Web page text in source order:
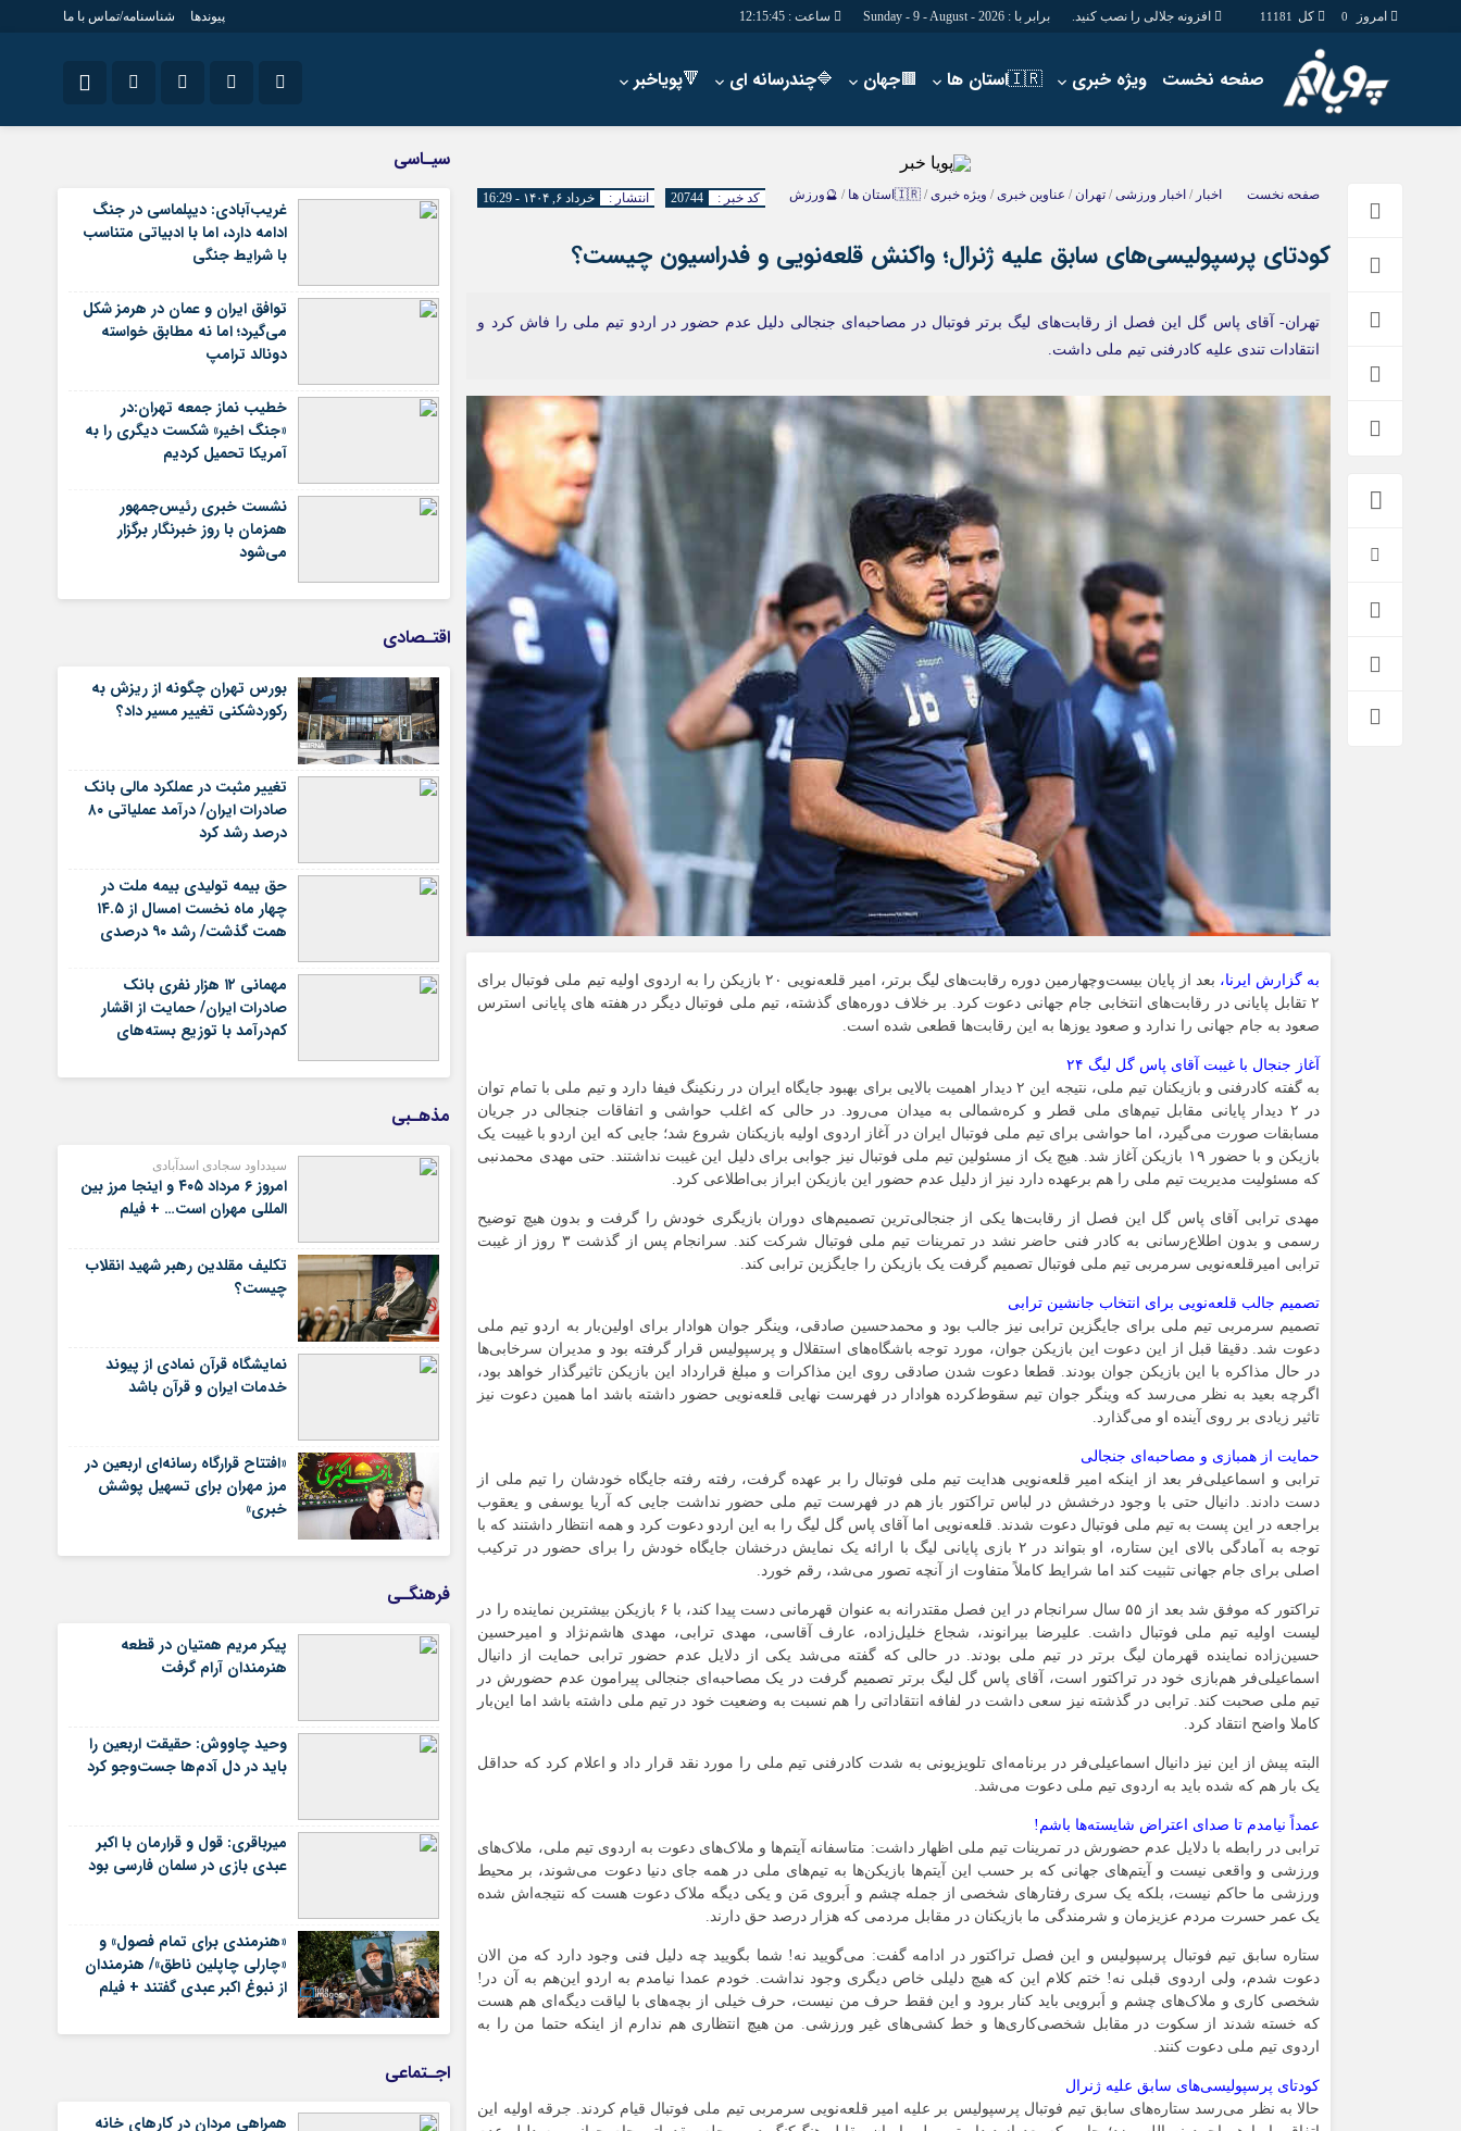
کل 11181 امروز 0 افزونه جلالی را نصب کنید. برابر با : Sunday - 9 - August - 2026 ساعت : 12:15:46 پیوندها شناسنامه/تماس با ما
صفحه نخست ویژه خبری 🇮🇷استان ها 🟫جهان 🔷چندرسانه ای 🔻پویاخبر
سروش
ایتا
آپارات مرا به خاطر بسپار
اقتصاد
گالری فیلم
حساب مشتری
شناسنامه/تماس با ما
سبد خريد
گروه اجتماعی
اقتصاد
سیاسی
صفحه نخست اخبار / اخبار ورزشی/ تهران/ عناوین خبری/ ویژه خبری/ 🇮🇷استان ها / 🔮ورزش انتشار : خرداد ۶, ۱۴۰۴ - 16:29 کد خبر : 20744
کودتای پرسپولیسی‌های سابق علیه ژنرال؛ واکنش قلعه‌نویی و فدراسیون چیست؟
تهران- آقای پاس گل این فصل از رقابت‌های لیگ برتر فوتبال در مصاحبه‌ای جنجالی دلیل عدم حضور در اردو تیم ملی را فاش کرد و
انتقادات تندی علیه کادرفنی تیم ملی داشت.
به گزارش ایرنا،
بعد از پایان بیست‌وچهارمین دوره رقابت‌های لیگ برتر، امیر قلعه‌نویی ۲۰ بازیکن را به اردوی اولیه تیم ملی فوتبال برای
۲ تقابل پایانی در رقابت‌های انتخابی جام جهانی دعوت کرد. بر خلاف دوره‌های گذشته، تیم ملی فوتبال دیگر در هفته های پایانی استرس
صعود به جام جهانی را ندارد و صعود یوزها به این رقابت‌ها قطعی شده است.
آغاز جنجال با غیبت آقای پاس گل لیگ ۲۴
به گفته کادرفنی و بازیکنان تیم ملی، نتیجه این ۲ دیدار اهمیت بالایی برای بهبود جایگاه ایران در رنکینگ فیفا دارد و تیم ملی با تمام توان
در ۲ دیدار پایانی مقابل تیم‌های ملی قطر و کره‌شمالی به میدان می‌رود. در حالی که اغلب حواشی و اتفاقات جنجالی در جریان
مسابقات صورت می‌گیرد، اما حواشی برای تیم ملی فوتبال ایران در آغاز اردوی اولیه بازیکنان شروع شد؛ جایی که این اردو با غیبت یک
بازیکن و با حضور ۱۹ بازیکن آغاز شد. هیچ یک از مسئولین تیم ملی فوتبال نیز جوابی برای دلیل این غیبت نداشتند. حتی مهدی محمدنبی
که مسئولیت مدیریت تیم ملی را هم برعهده دارد نیز از دلیل عدم حضور این بازیکن ابراز بی‌اطلاعی کرد.
مهدی ترابی آقای پاس گل این فصل از رقابت‌ها یکی از جنجالی‌ترین تصمیم‌های دوران بازیگری خودش را گرفت و بدون هیچ توضیح
رسمی و بدون اطلاع‌رسانی به کادر فنی حاضر نشد در تمرینات تیم ملی فوتبال شرکت کند. سرانجام پس از گذشت ۳ روز از غیبت
ترابی امیرقلعه‌نویی سرمربی تیم ملی فوتبال تصمیم گرفت یک بازیکن را جایگزین ترابی کند.
تصمیم جالب قلعه‌نویی برای انتخاب جانشین ترابی
تصمیم سرمربی تیم ملی برای جایگزین ترابی نیز جالب بود و محمدحسین صادقی، وینگر جوان هوادار برای اولین‌بار به اردو تیم ملی
دعوت شد. دقیقا قبل از این دعوت این بازیکن جوان، مورد توجه باشگاه‌های استقلال و پرسپولیس قرار گرفته بود و مدیران سرخابی‌ها
در حال مذاکره با این بازیکن جوان بودند. قطعا دعوت شدن صادقی روی این مذاکرات و مبلغ قرارداد این بازیکن تاثیرگذار خواهد بود،
اگرچه بعید به نظر می‌رسد که وینگر جوان تیم سقوط‌کرده هوادار در فهرست نهایی قلعه‌نویی حضور داشته باشد اما همین دعوت نیز
تاثیر زیادی بر روی آینده او می‌گذارد.
حمایت از همبازی و مصاحبه‌ای جنجالی
ترابی و اسماعیلی‌فر بعد از اینکه امیر قلعه‌نویی هدایت تیم ملی فوتبال را بر عهده گرفت، رفته رفته جایگاه خودشان را تیم ملی از
دست دادند. دانیال حتی با وجود درخشش در لباس تراکتور باز هم در فهرست تیم ملی حضور نداشت جایی که آریا یوسفی و یعقوب
براجعه در این پست به تیم ملی فوتبال دعوت شدند. قلعه‌نویی اما آقای پاس گل لیگ را به این اردو دعوت کرد و همه انتظار داشتند که با
توجه به آمادگی بالای این ستاره، او بتواند در ۲ بازی پایانی لیگ با ارائه یک نمایش درخشان جایگاه خودش را برای حضور در ترکیب
اصلی برای جام جهانی تثبیت کند اما شرایط کاملاً متفاوت از آنچه تصور می‌شد، رقم خورد.
تراکتور که موفق شد بعد از ۵۵ سال سرانجام در این فصل مقتدرانه به عنوان قهرمانی دست پیدا کند، با ۶ بازیکن بیشترین نماینده را در
لیست اولیه تیم ملی فوتبال داشت. علیرضا بیرانوند، شجاع خلیل‌زاده، عارف آقاسی، مهدی ترابی، مهدی هاشم‌نژاد و امیرحسین
حسین‌زاده نماینده قهرمان لیگ برتر در تیم ملی بودند. در حالی که گفته می‌شد یکی از دلایل عدم حضور ترابی حمایت از دانیال
اسماعیلی‌فر هم‌بازی خود در تراکتور است، آقای پاس گل لیگ برتر تصمیم گرفت در یک مصاحبه‌ای جنجالی پیرامون عدم حضورش در
تیم ملی صحبت کند. ترابی در گذشته نیز سعی داشت در لفافه انتقاداتی را هم نسبت به وضعیت خود در تیم ملی داشته باشد اما این‌بار
کاملا واضح انتقاد کرد.
البته پیش از این نیز دانیال اسماعیلی‌فر در برنامه‌ای تلویزیونی به شدت کادرفنی تیم ملی را مورد نقد قرار داد و اعلام کرد که حداقل
یک بار هم که شده باید به اردوی تیم ملی دعوت می‌شد.
عمداً نیامدم تا صدای اعتراض شایسته‌ها باشم!
ترابی در رابطه با دلایل عدم حضورش در تمرینات تیم ملی اظهار داشت: متاسفانه آیتم‌ها و ملاک‌های دعوت به اردوی تیم ملی، ملاک‌های
ورزشی و واقعی نیست و آیتم‌های جهانی که بر حسب این آیتم‌ها بازیکن‌ها به تیم‌های ملی در همه جای دنیا دعوت می‌شوند، بر محیط
ورزشی ما حاکم نیست، بلکه یک سری رفتارهای شخصی از جمله چشم و اَبروی مَن و یکی دیگه ملاک دعوت هست که نتیجه‌اش شده
یک عمر حسرت مردم عزیزمان و شرمندگی ما بازیکنان در مقابل مردمی که هزار درصد حق دارند.
ستاره سابق تیم فوتبال پرسپولیس و این فصل تراکتور در ادامه گفت: می‌گویید نه! شما بگویید چه دلیل فنی وجود دارد که من الان
دعوت شدم، ولی اردوی قبلی نه! ختم کلام این که هیچ دلیلی خاص دیگری وجود نداشت. خودم عمدا نیامدم به اردو این‌هم به آن در!
شخصی کاری و ملاک‌های چشم و اَبرویی باید کنار برود و این فقط حرف من نیست، حرف خیلی از بچه‌های با لیاقت دیگه‌ای هم هست
که خسته شدند از سکوت در مقابل شخصی‌کاری‌ها و خط کشی‌های غیر ورزشی. من هیچ انتظاری هم ندارم از اینکه حتما من را به
اردوی تیم ملی دعوت کنند.
کودتای پرسپولیسی‌های سابق علیه ژنرال
حالا به نظر می‌رسد ستاره‌های سابق تیم فوتبال پرسپولیس بر علیه امیر قلعه‌نویی سرمربی تیم ملی فوتبال قیام کردند. جرقه اولیه این
سیـاسی
غریب‌آبادی: دیپلماسی در جنگ
ادامه دارد، اما با ادبیاتی متناسب
با شرایط جنگی
توافق ایران و عمان در هرمز شکل
می‌گیرد؛ اما نه مطابق خواسته
دونالد ترامپ
خطیب نماز جمعه تهران:در
«جنگ اخیر» شکست دیگری را به
آمریکا تحمیل کردیم
نشست خبری رئیس‌جمهور
همزمان با روز خبرنگار برگزار
می‌شود
اقتـصادی
بورس تهران چگونه از ریزش به
رکوردشکنی تغییر مسیر داد؟
تغییر مثبت در عملکرد مالی بانک
صادرات ایران/ درآمد عملیاتی ۸۰
درصد رشد کرد
حق بیمه تولیدی بیمه ملت در
چهار ماه نخست امسال از ۱۴.۵
همت گذشت/ رشد ۹۰ درصدی
گذشته
مهمانی ۱۲ هزار نفری بانک
صادرات ایران/ حمایت از اقشار
کم‌درآمد با توزیع بسته‌های
مذهـبی
سیدداود سجادی اسدآبادی
امروز ۶ مرداد ۴۰۵ و اینجا مرز بین
المللی مهران است… + فیلم
تکلیف مقلدین رهبر شهید انقلاب
چیست؟
نمایشگاه قرآن نمادی از پیوند
خدمات ایران و قرآن باشد
«افتتاح قرارگاه رسانه‌ای اربعین در
مرز مهران برای تسهیل پوشش
خبری»
فرهنگـی
پیکر مریم همتیان در قطعه
هنرمندان آرام گرفت
وحید چاووش: حقیقت اربعین را
باید در دل آدم‌ها جست‌وجو کرد
میرباقری: قول و قرارمان با اکبر
عبدی بازی در سلمان فارسی بود
«هنرمندی برای تمام فصول» و
«چارلی چاپلین ناطق»/ هنرمندان
از نبوغ اکبر عبدی گفتند + فیلم
اجـتماعی
همراهی مردان در کارهای خانه